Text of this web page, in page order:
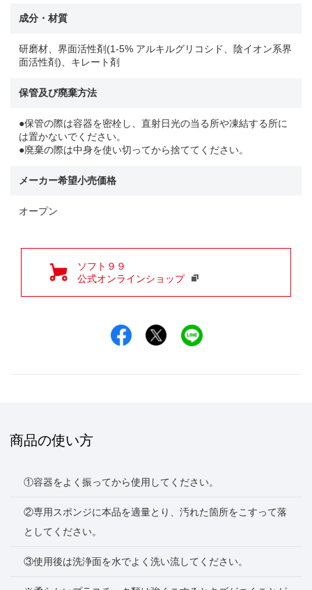
成分・材質
研磨材、界面活性剤(1-5% アルキルグリコシド、陰イオン系界
面活性剤)、キレート剤
保管及び廃棄方法
●保管の際は容器を密栓し、直射日光の当る所や凍結する所に
は置かないでください。
●廃棄の際は中身を使い切ってから捨ててください。
メーカー希望小売価格
オープン
ソフト９９
公式オンラインショップ
Facebookでシェア
XでシェアLINEでシェア
商品の使い方
①容器をよく振ってから使用してください。
②専用スポンジに本品を適量とり、汚れた箇所をこすって落
としてください。
③使用後は洗浄面を水でよく洗い流してください。